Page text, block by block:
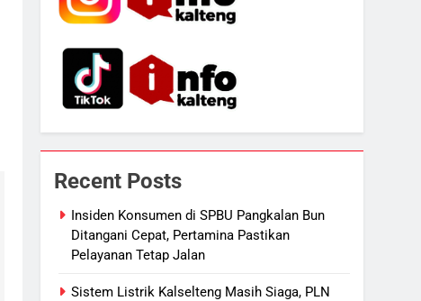
Recent Posts
Insiden Konsumen di SPBU Pangkalan Bun
Ditangani Cepat, Pertamina Pastikan
Pelayanan Tetap Jalan
Sistem Listrik Kalselteng Masih Siaga, PLN
Presiden Prabowo Minta Bahlil
Segera Tuntaskan Pemadaman
Listrik di Kalsel-Teng
NUSANTARA
Nama Tokoh Anime Ramai